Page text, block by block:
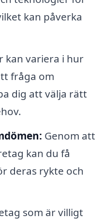
kan påverka
kan variera i hur
fråga om
dig att välja rätt
Genom att
kan du få
deras rykte och
som är villigt